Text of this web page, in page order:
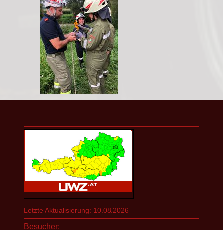
Letzte Aktualisierung: 10.08.2026
Besucher: